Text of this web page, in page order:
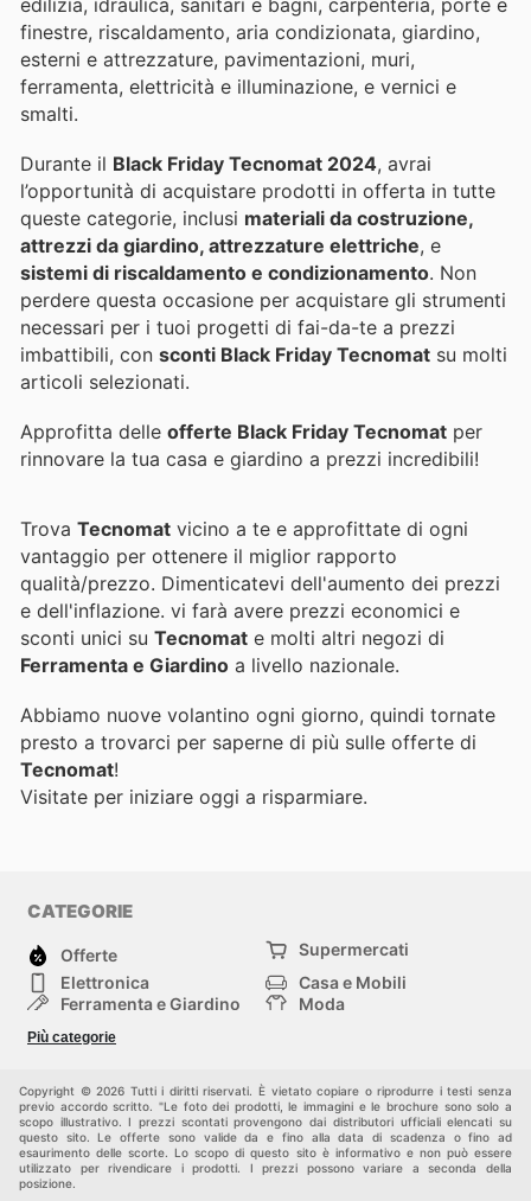
edilizia, idraulica, sanitari e bagni, carpenteria, porte e
finestre, riscaldamento, aria condizionata, giardino,
esterni e attrezzature, pavimentazioni, muri,
ferramenta, elettricità e illuminazione, e vernici e
smalti.
Durante il Black Friday Tecnomat 2024, avrai
l’opportunità di acquistare prodotti in offerta in tutte
queste categorie, inclusi materiali da costruzione,
attrezzi da giardino, attrezzature elettriche, e
sistemi di riscaldamento e condizionamento. Non
perdere questa occasione per acquistare gli strumenti
necessari per i tuoi progetti di fai-da-te a prezzi
imbattibili, con sconti Black Friday Tecnomat su molti
articoli selezionati.
Approfitta delle offerte Black Friday Tecnomat per
rinnovare la tua casa e giardino a prezzi incredibili!
Trova Tecnomat vicino a te e approfittate di ogni
vantaggio per ottenere il miglior rapporto
qualità/prezzo. Dimenticatevi dell'aumento dei prezzi
e dell'inflazione. vi farà avere prezzi economici e
sconti unici su Tecnomat e molti altri negozi di
Ferramenta e Giardino a livello nazionale.
Abbiamo nuove volantino ogni giorno, quindi tornate
presto a trovarci per saperne di più sulle offerte di
Tecnomat!
Visitate per iniziare oggi a risparmiare.
CATEGORIE
Offerte
Supermercati
Elettronica
Casa e Mobili
Ferramenta e Giardino
Moda
Bambini e Neonati
Più categorie
Copyright © 2026 Tutti i diritti riservati. È vietato copiare o riprodurre i testi senza
previo accordo scritto. "Le foto dei prodotti, le immagini e le brochure sono solo a
scopo illustrativo. I prezzi scontati provengono dai distributori ufficiali elencati su
questo sito. Le offerte sono valide da e fino alla data di scadenza o fino ad
esaurimento delle scorte. Lo scopo di questo sito è informativo e non può essere
utilizzato per rivendicare i prodotti. I prezzi possono variare a seconda della
posizione.